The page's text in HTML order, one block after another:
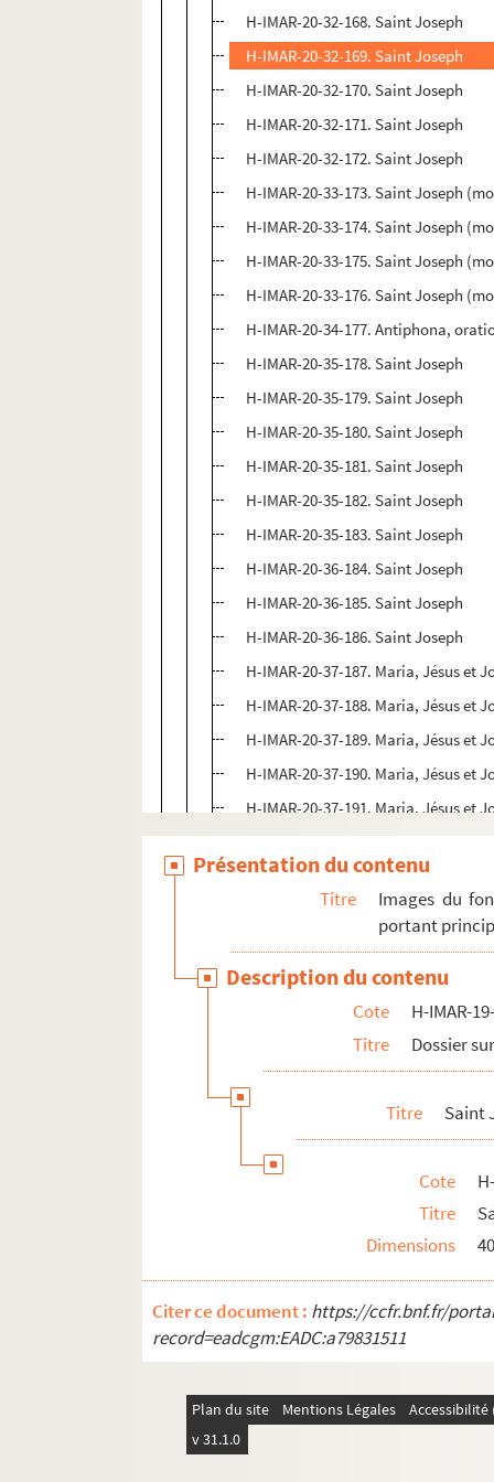
H-IMAR-20-32-168. Saint Joseph
H-IMAR-20-32-169. Saint Joseph
H-IMAR-20-32-170. Saint Joseph
H-IMAR-20-32-171. Saint Joseph
H-IMAR-20-32-172. Saint Joseph
H-IMAR-20-33-173. Saint Joseph
H-IMAR-20-33-174. Saint Joseph
H-IMAR-20-33-175. Saint Joseph
H-IMAR-20-33-176. Saint Joseph
H-IMAR-20-34-177. Antiphona,
H-IMAR-20-35-178. Saint Joseph
H-IMAR-20-35-179. Saint Joseph
H-IMAR-20-35-180. Saint Joseph
H-IMAR-20-35-181. Saint Joseph
H-IMAR-20-35-182. Saint Joseph
H-IMAR-20-35-183. Saint Joseph
H-IMAR-20-36-184. Saint Joseph
H-IMAR-20-36-185. Saint Joseph
H-IMAR-20-36-186. Saint Joseph
H-IMAR-20-37-187. Maria, Jésus et
H-IMAR-20-37-188. Maria, Jésus et
H-IMAR-20-37-189. Maria, Jésus et
H-IMAR-20-37-190. Maria, Jésus et
H-IMAR-20-37-191. Maria, Jésus et
H-IMAR-20-37-192. Maria, Jésus et
H-IMAR-20-37-193. Maria, Jésus et
H-IMAR-20-37-194. Maria, Jésus et
H-IMAR-20-37-196. Maria, Jésus et
H-IMAR-20-37-197. Maria, Jésus et
H-IMAR-20-37-198. Maria, Jésus et
H-IMAR-20-37-200. Maria, Jésus et
La Sainte Famille
Sainte Anne et Saint Joachim
Saint Jacques
H-IMAR-21-6-22. Saint Iame Minon
Saint Philippe
H-IMAR-21-11-44. Saint Timothée
Présentation du contenu
Titre
Images du
portant
Description du contenu
Cote
H-IMAR-
Titre
Dossier
Titre Saint
Cote
Titre
Dimensions
Citer ce document : https://ccfr.bnf.fr/
record=eadcgm:EADC:a79831511
Plan du site Mentions Légales
v 31.1.0